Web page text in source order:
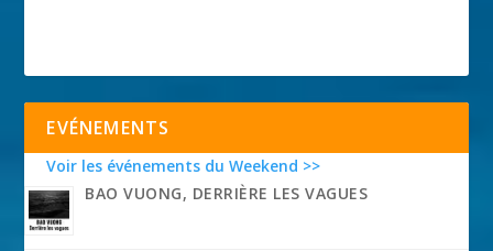
EVÉNEMENTS
Voir les événements du Weekend >>
BAO VUONG, DERRIÈRE LES VAGUES